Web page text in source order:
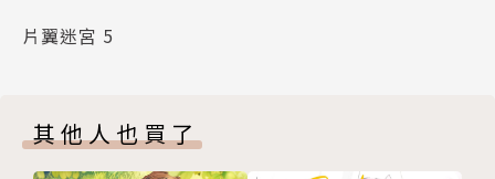
片翼迷宮 5
其他人也買了